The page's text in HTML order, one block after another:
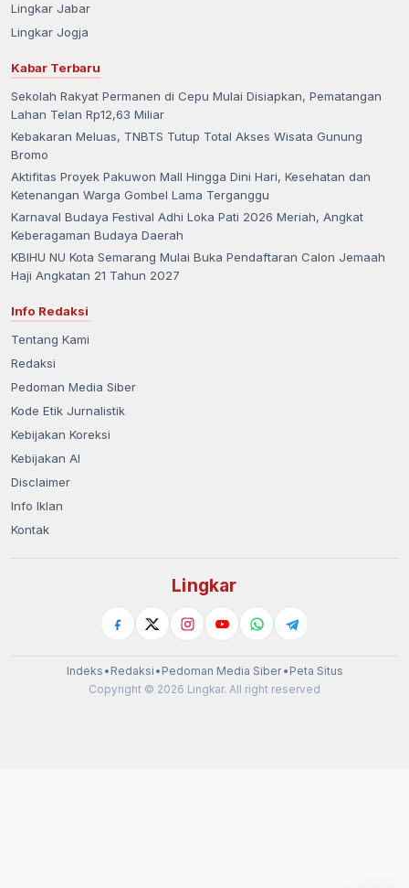
Lingkar Jabar
Lingkar Jogja
Kabar Terbaru
Sekolah Rakyat Permanen di Cepu Mulai Disiapkan, Pematangan
Lahan Telan Rp12,63 Miliar
Kebakaran Meluas, TNBTS Tutup Total Akses Wisata Gunung
Bromo
Aktifitas Proyek Pakuwon Mall Hingga Dini Hari, Kesehatan dan
Ketenangan Warga Gombel Lama Terganggu
Karnaval Budaya Festival Adhi Loka Pati 2026 Meriah, Angkat
Keberagaman Budaya Daerah
KBIHU NU Kota Semarang Mulai Buka Pendaftaran Calon Jemaah
Haji Angkatan 21 Tahun 2027
Info Redaksi
Tentang Kami
Redaksi
Pedoman Media Siber
Kode Etik Jurnalistik
Kebijakan Koreksi
Kebijakan AI
Disclaimer
Info Iklan
Kontak
Lingkar
Indeks • Redaksi • Pedoman Media Siber• Peta Situs
Copyright © 2026 Lingkar. All right reserved